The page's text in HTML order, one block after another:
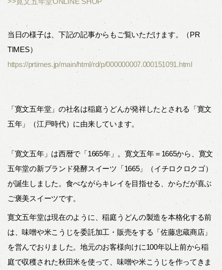
当日の様子は、下記の記事からもご覧いただけます。（PR
TIMES）
https://prtimes.jp/main/html/rd/p/000000007.000151091.html
「寛文五年堂」の社名は稲庭うどんが発祥したとされる「寛文
五年」（江戸時代）に由来しています。
「寛文五年」は西暦で「1665年」。寛文五年＝1665から、寛文
五年堂の新ブランド発酵スイーツ「1665」（イチロクロクゴ）
が誕生しました。食べながらキレイを目指せる、からだが喜ぶ
ご褒美スイーツです。
寛文五年堂は現在のように、稲庭うどんの製造を本格化する前
は、味噌や米こうじを委託加工・販売をする「佐藤忠蔵商店」
を営んでおりました。地元のお客様向けに100年以上前から稲
庭で収穫された秋田米を使って、味噌や米こうじを作ってきま